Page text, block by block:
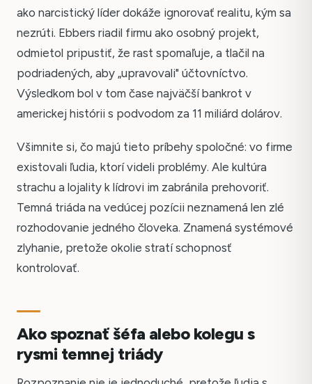
ako narcistický líder dokáže ignorovať realitu, kým sa
nezrúti. Ebbers riadil firmu ako osobný projekt,
odmietol pripustiť, že rast spomaľuje, a tlačil na
podriadených, aby „upravovali" účtovníctvo.
Výsledkom bol v tom čase najväčší bankrot v
americkej histórii s podvodom za 11 miliárd dolárov.
Všimnite si, čo majú tieto príbehy spoločné: vo firme
existovali ľudia, ktorí videli problémy. Ale kultúra
strachu a lojality k lídrovi im zabránila prehovoriť.
Temná triáda na vedúcej pozícii neznamená len zlé
rozhodovanie jedného človeka. Znamená systémové
zlyhanie, pretože okolie stratí schopnosť
kontrolovať.
Ako spoznať šéfa alebo kolegu s
rysmi temnej triády